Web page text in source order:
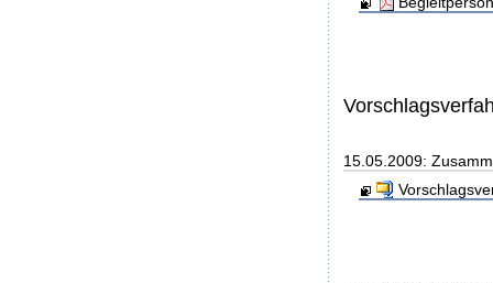
15.05.2009: